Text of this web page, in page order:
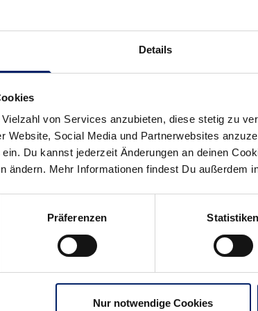
Details
von Services anzubieten, diese stetig zu
Website, Social Media und Partnerwebsites
Du kannst jederzeit Änderungen an deinen
ändern. Mehr Informationen findest Du außerdem
Präferenzen Statistiken
Nur notwendige Cookies
Lübbecke vier Zeitstrafen, die Überzahl
In ihren drei Unterzahlsituationen erzielten die
22:21-Führung die Chance zum Sieg bot,
Insgesamt wirkten die Gelbhemden nicht
kann es passieren, einmal ein schwaches Spiel
Löwen beraubten sich ihrer eigenen Waffe, dem
ins Aus passten. „Wir haben viel zu viele Fehler